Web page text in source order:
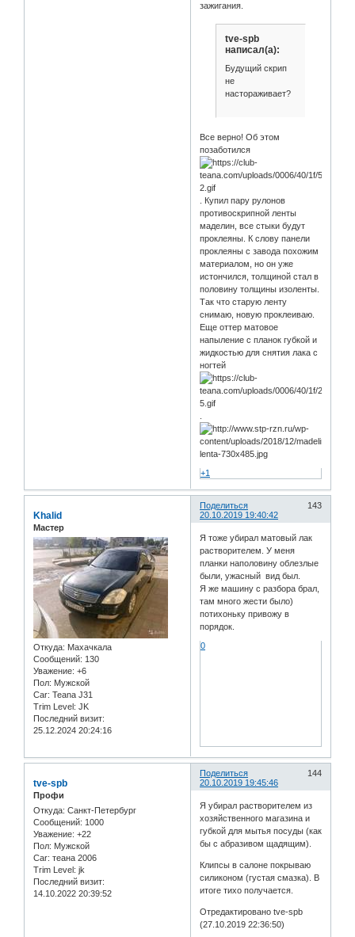
зажигания.
tve-spb
написал(а):
Будущий скрип
не
настораживает?
Все верно! Об этом
позаботился
. Купил пару рулонов
противоскрипной ленты
маделин, все стыки будут
проклеяны. К слову панели
проклеяны с завода похожим
материалом, но он уже
истончился, толщиной стал в
половину толщины изоленты.
Так что старую ленту
снимаю, новую проклеиваю.
Еще оттер матовое
напыление с планок губкой и
жидкостью для снятия лака с
ногтей
+1
Поделиться
143
20.10.2019 19:40:42
Khalid
Мастер
Откуда: Махачкала
Сообщений: 130
Уважение: +6
Пол: Мужской
Car: Teana J31
Trim Level: JK
Последний визит:
25.12.2024 20:24:16
Я тоже убирал матовый лак
растворителем. У меня
планки наполовину облезлые
были, ужасный вид был.
Я же машину с разбора брал,
там много жести было)
потихоньку привожу в
порядок.
0
Поделиться
144
20.10.2019 19:45:46
tve-spb
Профи
Откуда: Санкт-Петербург
Сообщений: 1000
Уважение: +22
Пол: Мужской
Car: теана 2006
Trim Level: jk
Последний визит:
14.10.2022 20:39:52
Я убирал растворителем из
хозяйственного магазина и
губкой для мытья посуды (как
бы с абразивом щадящим).
Клипсы в салоне покрываю
силиконом (густая смазка). В
итоге тихо получается.
Отредактировано tve-spb
(27.10.2019 22:36:50)